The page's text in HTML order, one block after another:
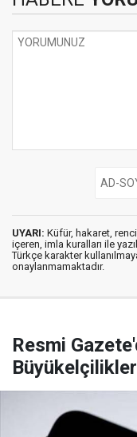
UYARI: Küfür, hakaret,
içeren, imla kuralları ile
Türkçe karakter
onaylanmamaktadır.
Resmi